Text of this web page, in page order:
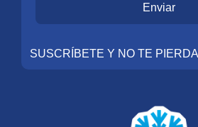
Enviar
SUSCRÍBETE Y NO TE